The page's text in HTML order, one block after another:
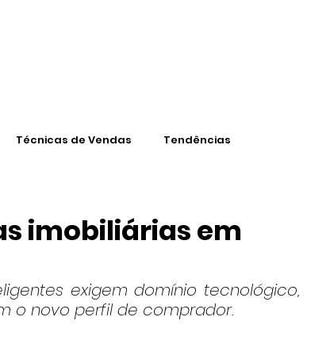
Técnicas de Vendas Tendências
imobiliárias em
exigem domínio tecnológico,
o novo perfil de comprador.